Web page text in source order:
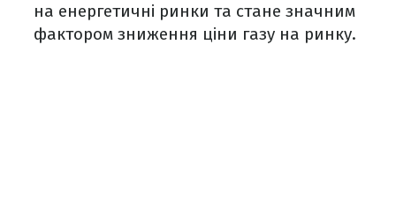
на енергетичні ринки та стане значним
фактором зниження ціни газу на ринку.